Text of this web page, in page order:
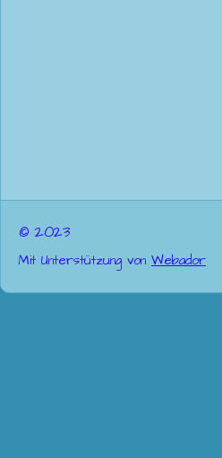
© 2023
Mit Unterstützung von Webador